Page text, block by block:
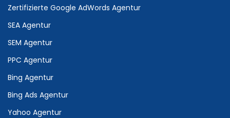
Zertifizierte Google AdWords Agentur
SEA Agentur
SEM Agentur
PPC Agentur
Bing Agentur
Bing Ads Agentur
Yahoo Agentur